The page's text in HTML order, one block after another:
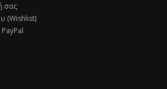
σας
(Wishlist)